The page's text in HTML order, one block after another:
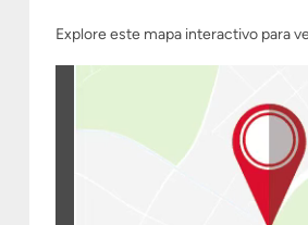
Explore este mapa interactivo para